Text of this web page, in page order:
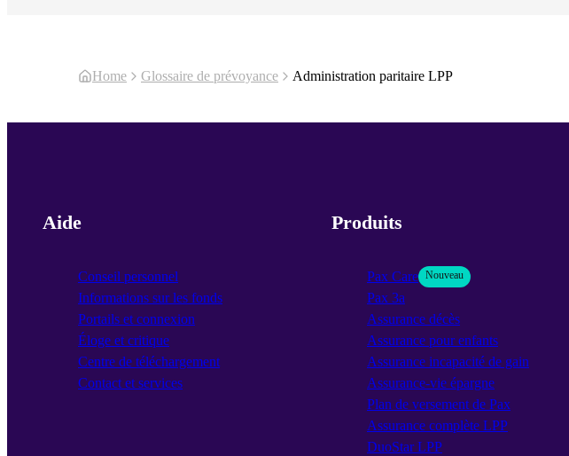
Home Glossaire de prévoyance Administration paritaire LPP
Aide
Conseil personnel
Informations sur les fonds
Portails et connexion
Éloge et critique
Centre de téléchargement
Contact et services
Produits
Pax Care Nouveau
Pax 3a
Assurance décès
Assurance pour enfants
Assurance incapacité de gain
Assurance-vie épargne
Plan de versement de Pax
Assurance complète LPP
DuoStar LPP